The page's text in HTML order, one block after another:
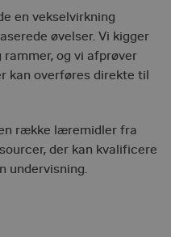
en vekselvirkning
øvelser. Vi kigger
og vi afprøver
kan overføres direkte til
række læremidler fra
der kan kvalificere
undervisning.